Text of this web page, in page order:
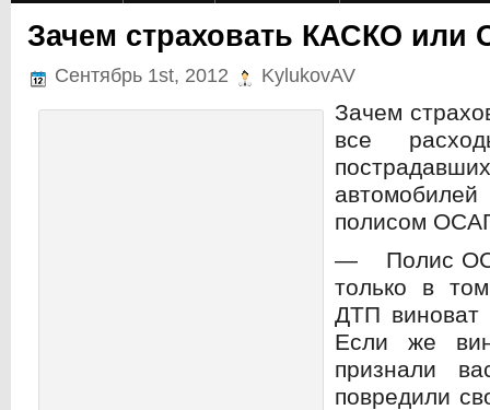
Зачем страховать КАСКО или
Сентябрь 1st, 2012 KylukovAV
Зачем
все
полисом
— Полис
только в
ДТП виноват
Если же
признали
повредили